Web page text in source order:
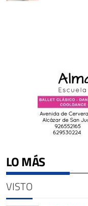
LO MÁS
VISTO